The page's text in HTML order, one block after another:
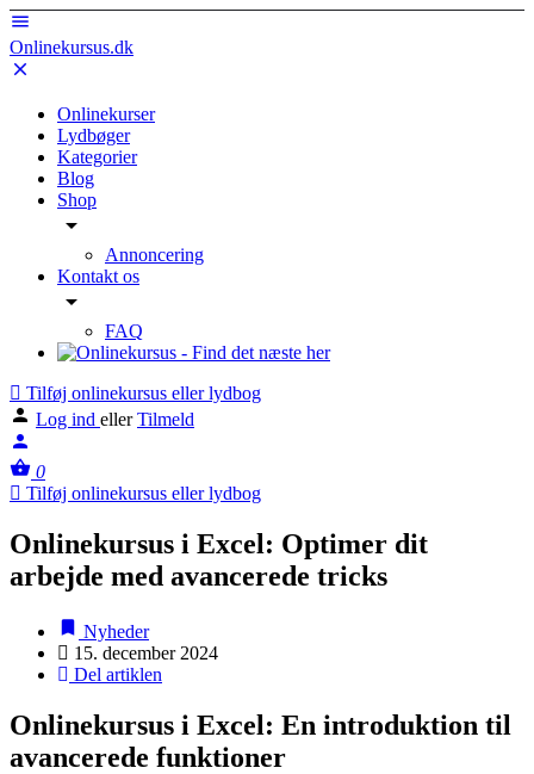
Onlinekursus.dk
Onlinekurser
Lydbøger
Kategorier
Blog
Shop
Annoncering
Kontakt os
FAQ
Tilføj onlinekursus eller lydbog
Log ind eller Tilmeld
0
Tilføj onlinekursus eller lydbog
Onlinekursus i Excel: Optimer dit
arbejde med avancerede tricks
Nyheder
15. december 2024
Del artiklen
Onlinekursus i Excel: En introduktion til
avancerede funktioner